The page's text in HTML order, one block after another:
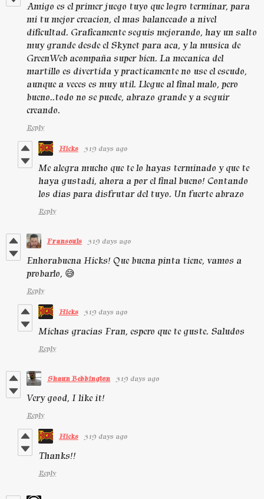
Amigo es el primer juego tuyo que logro terminar, para
mi tu mejor creacion, el mas balanceado a nivel
dificultad. Graficamente seguis mejorando, hay un salto
muy grande desde el Skynet para aca, y la musica de
GreenWeb acompaña super bien. La mecanica del
martillo es divertida y practicamente no use el escudo,
aunque a veces es muy util. Llegue al final malo, pero
bueno..todo no se puede, abrazo grande y a seguir
creando.
Reply
Hicks 319 days ago
Me alegra mucho que te lo hayas terminado y que te
haya gustadi, ahora a por el final bueno! Contando
los dias para disfrutar del tuyo. Un fuerte abrazo
Reply
Fransouls 319 days ago
Enhorabuena Hicks! Que buena pinta tiene, vamos a
probarlo, 😅
Reply
Hicks 319 days ago
Michas gracias Fran, espero que te guste. Saludos
Reply
Shaun Bebbington 319 days ago
Very good, I like it!
Reply
Hicks 319 days ago
Thanks!!
Reply